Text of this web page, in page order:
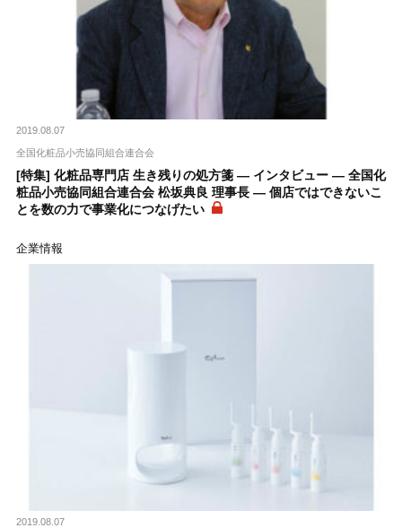
2019.08.07
全国化粧品小売協同組合連合会
[特集] 化粧品専門店 生き残りの処方箋 ― インタビュー ― 全国化
粧品小売協同組合連合会 松坂典良 理事長 ― 個店ではできないこ
とを数の力で事業化につなげたい
企業情報
2019.08.07